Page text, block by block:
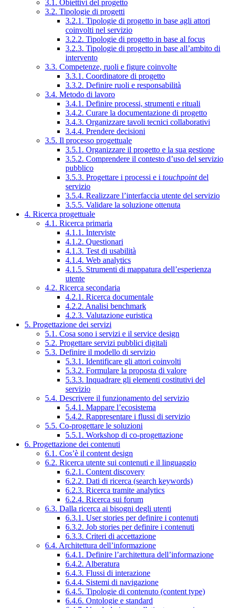
3.1. Obiettivi del progetto
3.2. Tipologie di progetti
3.2.1. Tipologie di progetto in base agli attori
coinvolti nel servizio
3.2.2. Tipologie di progetto in base al focus
3.2.3. Tipologie di progetto in base all’ambito di
intervento
3.3. Competenze, ruoli e figure coinvolte
3.3.1. Coordinatore di progetto
3.3.2. Definire ruoli e responsabilità
3.4. Metodo di lavoro
3.4.1. Definire processi, strumenti e rituali
3.4.2. Curare la documentazione di progetto
3.4.3. Organizzare tavoli tecnici collaborativi
3.4.4. Prendere decisioni
3.5. Il processo progettuale
3.5.1. Organizzare il progetto e la sua gestione
3.5.2. Comprendere il contesto d’uso del servizio
pubblico
3.5.3. Progettare i processi e i touchpointdel
servizio
3.5.4. Realizzare l’interfaccia utente del servizio
3.5.5. Validare la soluzione ottenuta
4. Ricerca progettuale
4.1. Ricerca primaria
4.1.1. Interviste
4.1.2. Questionari
4.1.3. Test di usabilità
4.1.4. Web analytics
4.1.5. Strumenti di mappatura dell’esperienza
utente
4.2. Ricerca secondaria
4.2.1. Ricerca documentale
4.2.2. Analisi benchmark
4.2.3. Valutazione euristica
5. Progettazione dei servizi
5.1. Cosa sono i servizi e il service design
5.2. Progettare servizi pubblici digitali
5.3. Definire il modello di servizio
5.3.1. Identificare gli attori coinvolti
5.3.2. Formulare la proposta di valore
5.3.3. Inquadrare gli elementi costitutivi del
servizio
5.4. Descrivere il funzionamento del servizio
5.4.1. Mappare l’ecosistema
5.4.2. Rappresentare i flussi di servizio
5.5. Co-progettare le soluzioni
5.5.1. Workshop di co-progettazione
6. Progettazione dei contenuti
6.1. Cos’è il content design
6.2. Ricerca utente sui contenuti e il linguaggio
6.2.1. Content discovery
6.2.2. Dati di ricerca (search keywords)
6.2.3. Ricerca tramite analytics
6.2.4. Ricerca sui forum
6.3. Dalla ricerca ai bisogni degli utenti
6.3.1. User stories per definire i contenuti
6.3.2. Job stories per definire i contenuti
6.3.3. Criteri di accettazione
6.4. Architettura dell’informazione
6.4.1. Definire l’architettura dell’informazione
6.4.2. Alberatura
6.4.3. Flussi di interazione
6.4.4. Sistemi di navigazione
6.4.5. Tipologie di contenuto (content type)
6.4.6. Ontologie e standard